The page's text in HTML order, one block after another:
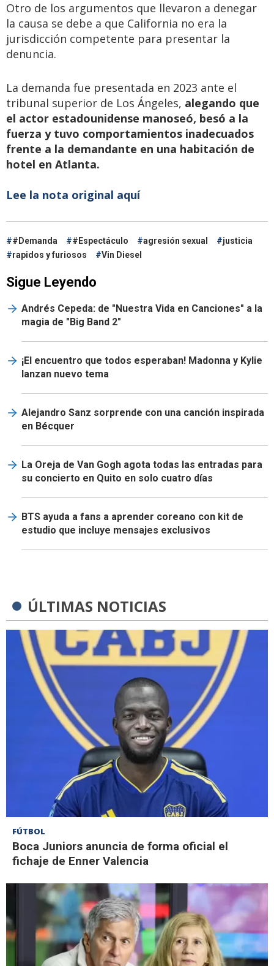
Otro de los argumentos que llevaron a denegar
la causa se debe a que California no era la
jurisdicción competente para presentar la
denuncia.
La demanda fue presentada en 2023 ante el
tribunal superior de Los Ángeles, alegando que
el actor estadounidense manoseó, besó a la
fuerza y tuvo comportamientos inadecuados
frente a la demandante en una habitación de
hotel en Atlanta.
Lee la nota original aquí
#Demanda #Espectáculo agresión sexual
justicia
rapidos y furiosos
Vin Diesel
Sigue Leyendo
Andrés Cepeda: de "Nuestra Vida en Canciones" a la
magia de "Big Band 2"
¡El encuentro que todos esperaban! Madonna y Kylie
lanzan nuevo tema
Alejandro Sanz sorprende con una canción inspirada
en Bécquer
La Oreja de Van Gogh agota todas las entradas para
su concierto en Quito en solo cuatro días
BTS ayuda a fans a aprender coreano con kit de
estudio que incluye mensajes exclusivos
ÚLTIMAS NOTICIAS
FÚTBOL
Boca Juniors anuncia de forma oficial el
fichaje de Enner Valencia